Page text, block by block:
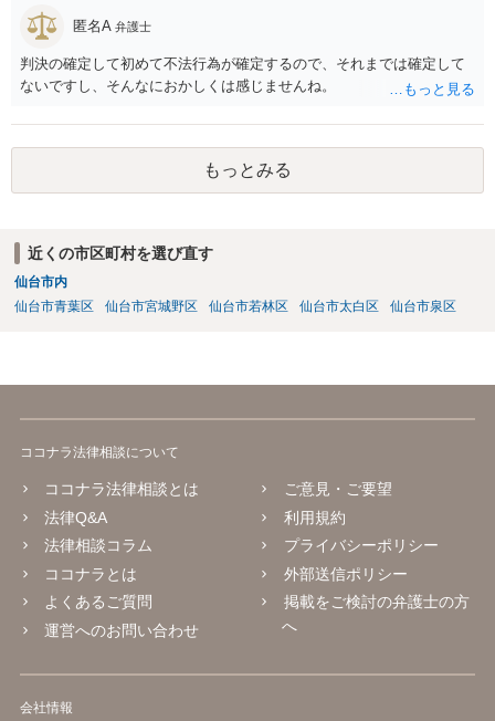
匿名A 弁護士
判決の確定して初めて不法行為が確定するので、それまでは確定して
ないですし、そんなにおかしくは感じませんね。
もっとみる
近くの市区町村を選び直す
仙台市内
仙台市青葉区
仙台市宮城野区 仙台市若林区 仙台市太白区 仙台市泉区
ココナラ法律相談について
ココナラ法律相談とは
法律Q&A
法律相談コラム
ココナラとは
よくあるご質問
運営へのお問い合わせ
ご意見・ご要望
利用規約
プライバシーポリシー
外部送信ポリシー
掲載をご検討の弁護士の方
へ
会社情報